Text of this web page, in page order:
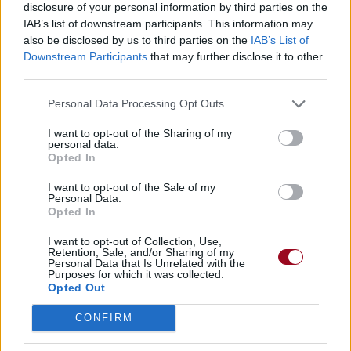
disclosure of your personal information by third parties on the
IAB’s list of downstream participants. This information may
also be disclosed by us to third parties on the IAB’s List of
Downstream Participants that may further disclose it to other
Personal Data Processing Opt Outs
I want to opt-out of the Sharing of my
personal data.
Opted In
I want to opt-out of the Sale of my
Personal Data.
Opted In
I want to opt-out of Collection, Use,
Retention, Sale, and/or Sharing of my
Personal Data that Is Unrelated with the
Purposes for which it was collected.
Opted Out
CONFIRM